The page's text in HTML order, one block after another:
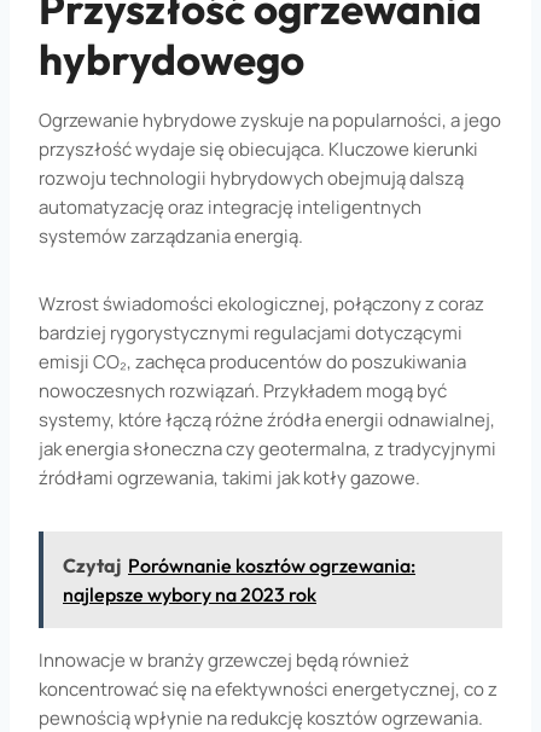
hybrydowego
Ogrzewanie hybrydowe zyskuje na popularności, a jego
przyszłość wydaje się obiecująca. Kluczowe kierunki
rozwoju technologii hybrydowych obejmują dalszą
automatyzację oraz integrację inteligentnych
systemów zarządzania energią.
Wzrost świadomości ekologicznej, połączony z coraz
bardziej rygorystycznymi regulacjami dotyczącymi
emisji CO₂, zachęca producentów do poszukiwania
nowoczesnych rozwiązań. Przykładem mogą być
systemy, które łączą różne źródła energii odnawialnej,
jak energia słoneczna czy geotermalna, z tradycyjnymi
źródłami ogrzewania, takimi jak kotły gazowe.
Czytaj Porównanie kosztów ogrzewania:
najlepsze wybory na 2023 rok
Innowacje w branży grzewczej będą również
koncentrować się na efektywności energetycznej, co z
pewnością wpłynie na redukcję kosztów ogrzewania.